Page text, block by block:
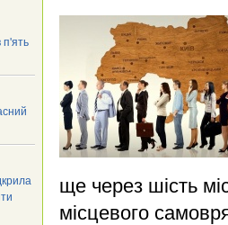
ще через шість
місцевого
п'ять